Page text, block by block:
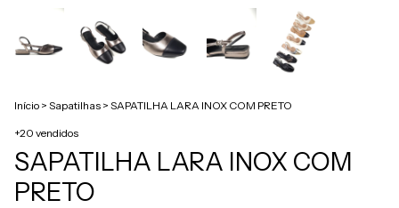
Início > Sapatilhas > SAPATILHA LARA INOX COM PRETO
+20 vendidos
SAPATILHA LARA INOX COM
PRETO